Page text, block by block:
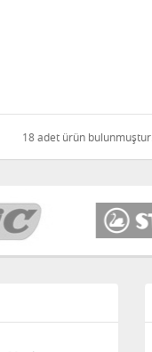
18 adet ürün bulunmuştur.